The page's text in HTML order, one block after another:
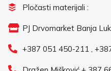
Pločasti materijali :
PJ Drvomarket Banja
+387 051 450-211 ,